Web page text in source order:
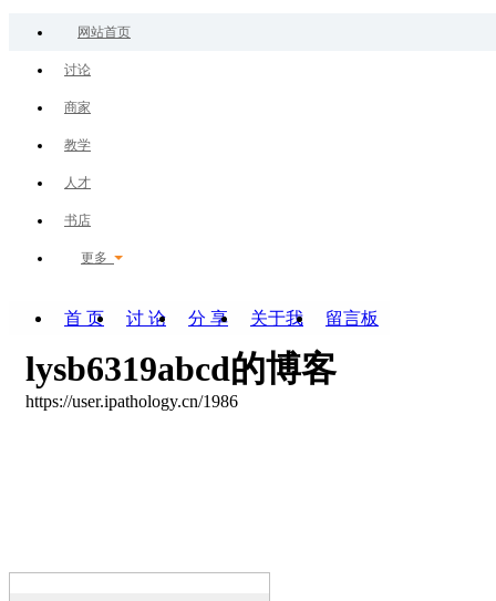
网站首页
讨论
商家
教学
人才
书店
更多
lysb6319abcd的博客
https://user.ipathology.cn/1986
首 页 讨 论 分 享 关于我 留言板